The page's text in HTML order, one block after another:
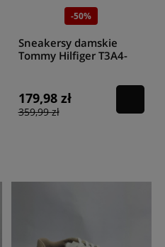
-50%
Sneakersy damskie
Tommy Hilfiger T3A4-
179,98 zł
359,99 zł